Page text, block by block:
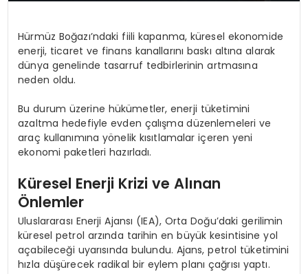
Hürmüz Boğazı’ndaki fiili kapanma, küresel ekonomide
enerji, ticaret ve finans kanallarını baskı altına alarak
dünya genelinde tasarruf tedbirlerinin artmasına
neden oldu.
Bu durum üzerine hükümetler, enerji tüketimini
azaltma hedefiyle evden çalışma düzenlemeleri ve
araç kullanımına yönelik kısıtlamalar içeren yeni
ekonomi paketleri hazırladı.
Küresel Enerji Krizi ve Alınan
Önlemler
Uluslararası Enerji Ajansı (IEA), Orta Doğu’daki gerilimin
küresel petrol arzında tarihin en büyük kesintisine yol
açabileceği uyarısında bulundu. Ajans, petrol tüketimini
hızla düşürecek radikal bir eylem planı çağrısı yaptı.